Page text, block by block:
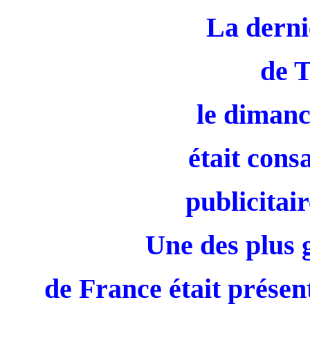
La
de
le
était
Une des plus
de France était